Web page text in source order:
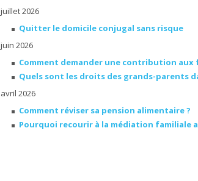
juillet 2026
Quitter le domicile conjugal sans risque
juin 2026
Comment demander une contribution aux
Quels sont les droits des grands-parents
avril 2026
Comment réviser sa pension alimentaire ?
Pourquoi recourir à la médiation familiale